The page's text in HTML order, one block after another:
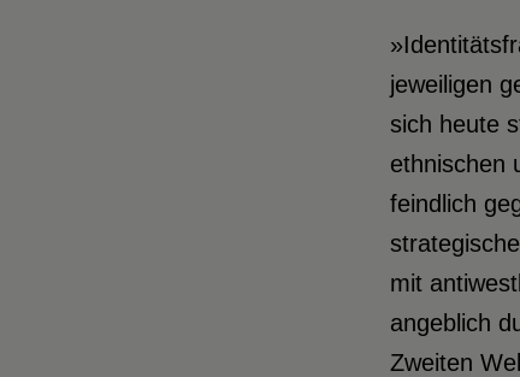
jeweiligen
sich heute
ethnischen
feindlich
mit
angeblich
Zweiten